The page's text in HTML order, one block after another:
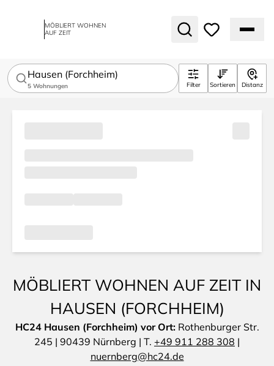
MÖBLIERT WOHNEN
AUF ZEIT
Hausen (Forchheim)
5 Wohnungen Filter Sortieren Distanz
MÖBLIERT WOHNEN AUF ZEIT IN
HAUSEN (FORCHHEIM)
HC24 Hausen (Forchheim) vor Ort: Rothenburger Str.
245 | 90439 Nürnberg | T. +49 911 288 308 |
nuernberg@hc24.de